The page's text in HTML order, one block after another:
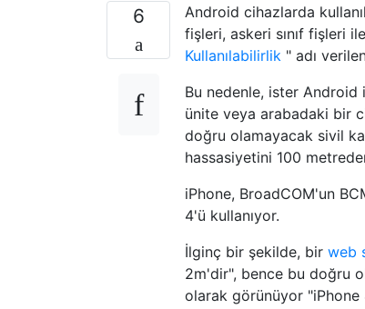
6
Android cihazlarda
fişleri, askeri sınıf fişleri
Kullanılabilirlik " adı
Bu nedenle, ister Android
ünite veya arabadaki bir
doğru olamayacak sivil
hassasiyetini 100
iPhone, BroadCOM'un
4'ü kullanıyor.
İlginç bir şekilde, bir web
2m'dir", bence bu doğru
olarak görünüyor "iPhone